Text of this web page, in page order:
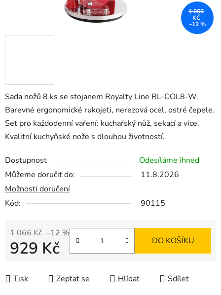
Sada nožů 8 ks se stojanem Royalty Line RL-COL8-W.
Barevné ergonomické rukojeti, nerezová ocel, ostré čepele.
Set pro každodenní vaření: kuchařský nůž, sekací a více.
Kvalitní kuchyňské nože s dlouhou životností.
Dostupnost
Odesíláme ihned
Můžeme doručit do:
11.8.2026
Možnosti doručení
Kód:
90115
1 066 Kč –12 %
929 Kč DO KOŠÍKU
Tisk Zeptat se Hlídat Sdílet
1 066
KČ
–12 %